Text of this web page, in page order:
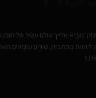
מביא אלייך עולם עשיר של תוכן
ליהנות מכתבות, טורים ומגזינים